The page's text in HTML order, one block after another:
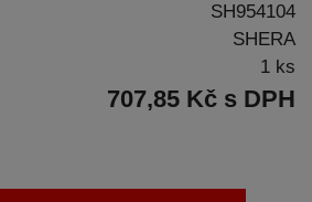
SH954104
SHERA
1 ks
707,85 Kč s DPH